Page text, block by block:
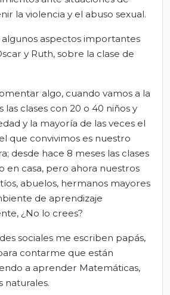
la violencia y el abuso sexual.
aspectos importantes
y Ruth, sobre la clase de
algo, cuando vamos a la
las clases con 20 o 40 niños y
y la mayoría de las veces el
que convivimos es nuestro
desde hace 8 meses las clases
en casa, pero ahora nuestros
abuelos, hermanos mayores
de aprendizaje
¿No lo crees?
sociales me escriben papás,
contarme que están
a aprender Matemáticas,
naturales.